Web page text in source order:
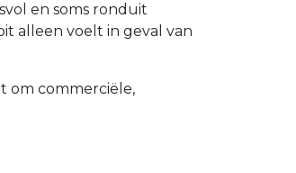
en soms ronduit
alleen voelt in geval van
om commerciële,